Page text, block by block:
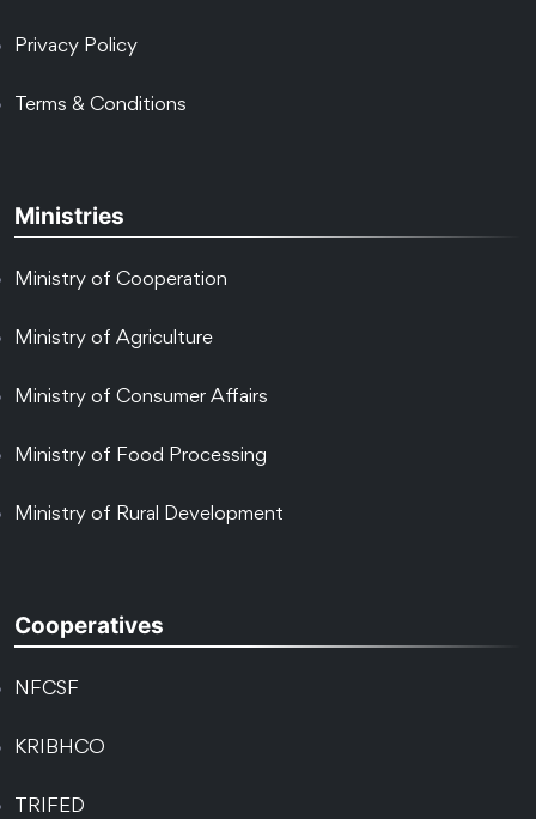
Privacy Policy
Terms & Conditions
Ministries
Ministry of Cooperation
Ministry of Agriculture
Ministry of Consumer Affairs
Ministry of Food Processing
Ministry of Rural Development
Cooperatives
NFCSF
KRIBHCO
TRIFED